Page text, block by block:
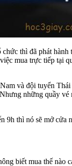
thì đã phát hành
mua trực tiếp tại
và đội tuyển
những quầy
9h thì nó sẽ mở cửa
biết mua thế nào